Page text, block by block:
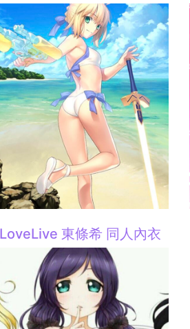
LoveLive 東條希 同人內衣